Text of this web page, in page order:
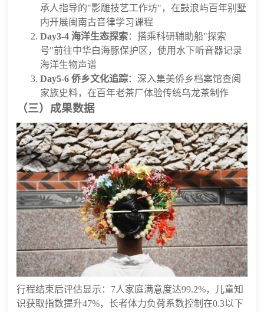
承人指导的"影雕技艺工作坊"，在鼓浪屿百年别墅
内开展闽南古音律学习课程
Day3-4 海洋生态探索：搭乘科研辅助船"探索
号"前往中华白海豚保护区，使用水下听音器记录
海洋生物声谱
Day5-6 侨乡文化追踪：深入集美侨乡档案馆查阅
家族史料，在百年老茶厂体验传统乌龙茶制作
（三）成果数据
行程结束后评估显示：7人家庭满意度达99.2%，儿童知
识获取指数提升47%，长者体力负荷系数控制在0.3以下